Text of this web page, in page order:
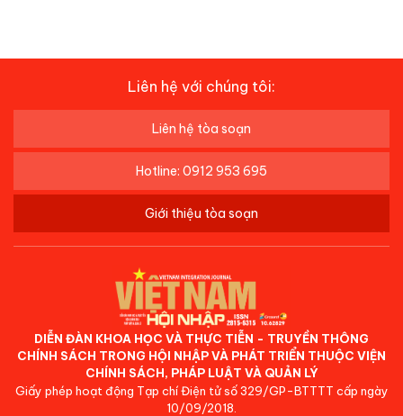
Liên hệ với chúng tôi:
Liên hệ tòa soạn
Hotline: 0912 953 695
Giới thiệu tòa soạn
DIỄN ĐÀN KHOA HỌC VÀ THỰC TIỄN - TRUYỀN THÔNG
CHÍNH SÁCH TRONG HỘI NHẬP VÀ PHÁT TRIỂN THUỘC VIỆN
CHÍNH SÁCH, PHÁP LUẬT VÀ QUẢN LÝ
Giấy phép hoạt động Tạp chí Điện tử số 329/GP-BTTTT cấp ngày
10/09/2018.